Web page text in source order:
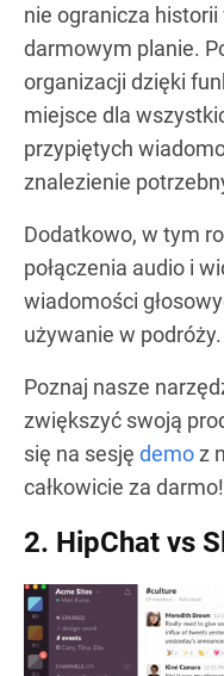
nie ogranicza
darmowym planie.
organizacji dzięki
miejsce dla
przypiętych
znalezienie
Dodatkowo, w tym
połączenia audio i
wiadomości
używanie w podróży.
Poznaj nasze
zwiększyć swoją
się na sesję demoz
całkowicie za darmo!
2. HipChat vs